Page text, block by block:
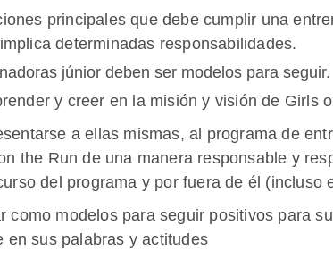
principales que debe cumplir una
determinadas responsabilidades.
júnior deben ser modelos para seguir.
y creer en la misión y visión de Girls
a ellas mismas, al programa de
the Run de una manera responsable y
del programa y por fuera de él (incluso
como modelos para seguir positivos para
en sus palabras y actitudes